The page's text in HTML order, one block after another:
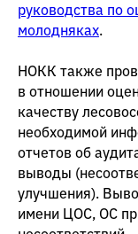
руководства по
молодняках.
НОКК также
в отношении
качеству
необходимой
отчетов об
выводы
улучшения).
имени ЦОС, ОС